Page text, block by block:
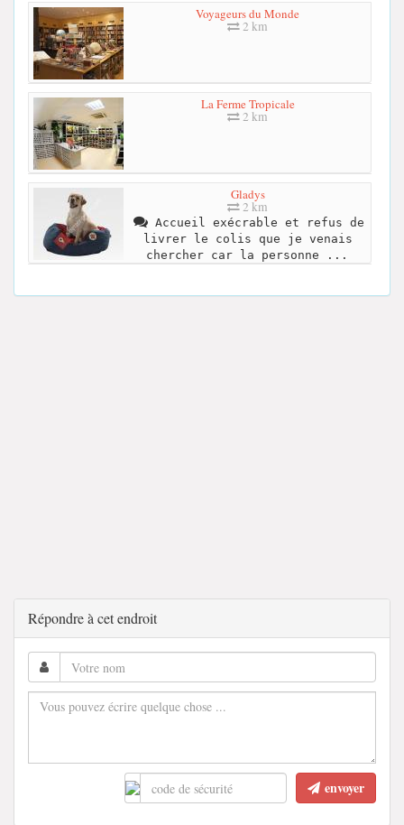
Voyageurs du Monde
2 km
La Ferme Tropicale
2 km
Gladys
2 km
Accueil exécrable et refus de
livrer le colis que je venais
chercher car la personne ...
Répondre à cet endroit
envoyer